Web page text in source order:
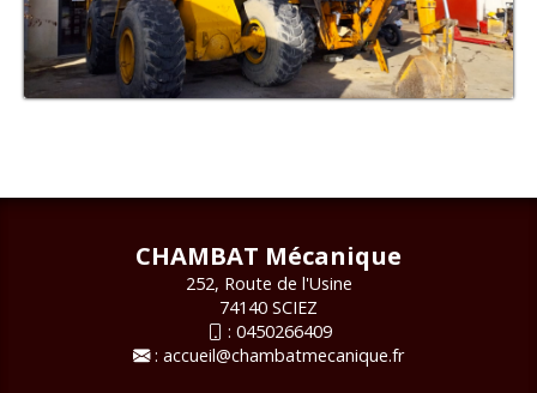
CHAMBAT Mécanique
252, Route de l'Usine
74140 SCIEZ
: 0450266409
: accueil@chambatmecanique.fr